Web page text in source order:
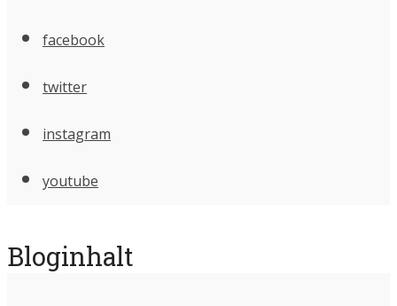
facebook
twitter
instagram
youtube
Bloginhalt